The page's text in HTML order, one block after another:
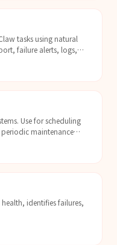
tasks using natural
failure alerts, logs,
Use for scheduling
maintenance
identifies failures,